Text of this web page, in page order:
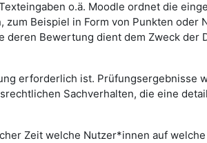
o.ä. Moodle ordnet die
Beispiel in Form von Punkten oder
Bewertung dient dem Zweck der
erforderlich ist. Prüfungsergebnisse
Sachverhalten, die eine
Zeit welche Nutzer*innen auf